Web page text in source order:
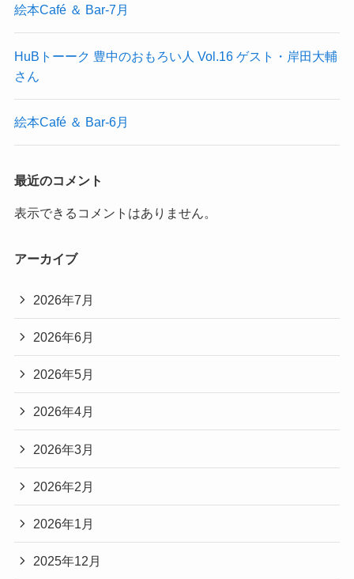
絵本Café ＆ Bar-7月
HuBトーーク 豊中のおもろい人 Vol.16 ゲスト・岸田大輔
さん
絵本Café ＆ Bar-6月
最近のコメント
表示できるコメントはありません。
アーカイブ
2026年7月
2026年6月
2026年5月
2026年4月
2026年3月
2026年2月
2026年1月
2025年12月